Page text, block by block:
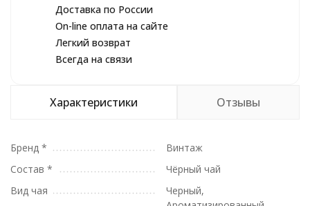
Доставка по России
On-line оплата на сайте
Легкий возврат
Всегда на связи
Характеристики Отзывы
Бренд *
Винтаж
Состав *
Чёрный чай
Вид чая
Черный,